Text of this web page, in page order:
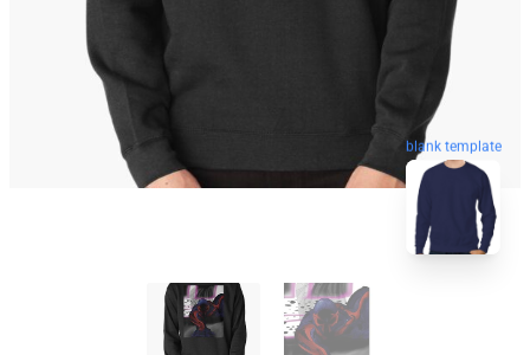
blank template